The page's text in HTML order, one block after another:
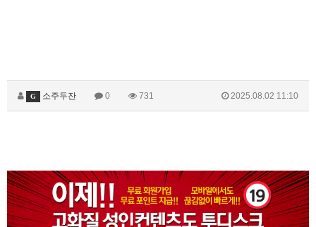
G 소주두잔 0 731 2025.08.02 11:10